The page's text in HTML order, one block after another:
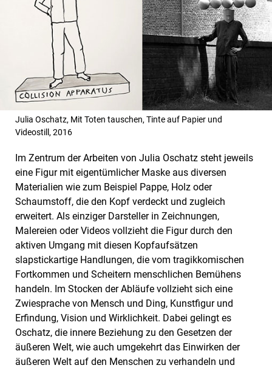
Julia Oschatz, Mit Toten tauschen, Tinte auf Papier und
Videostill, 2016
Im Zentrum der Arbeiten von Julia Oschatz steht jeweils
eine Figur mit eigentümlicher Maske aus diversen
Materialien wie zum Beispiel Pappe, Holz oder
Schaumstoff, die den Kopf verdeckt und zugleich
erweitert. Als einziger Darsteller in Zeichnungen,
Malereien oder Videos vollzieht die Figur durch den
aktiven Umgang mit diesen Kopfaufsätzen
slapstickartige Handlungen, die vom tragikkomischen
Fortkommen und Scheitern menschlichen Bemühens
handeln. Im Stocken der Abläufe vollzieht sich eine
Zwiesprache von Mensch und Ding, Kunstfigur und
Erfindung, Vision und Wirklichkeit. Dabei gelingt es
Oschatz, die innere Beziehung zu den Gesetzen der
äußeren Welt, wie auch umgekehrt das Einwirken der
äußeren Welt auf den Menschen zu verhandeln und